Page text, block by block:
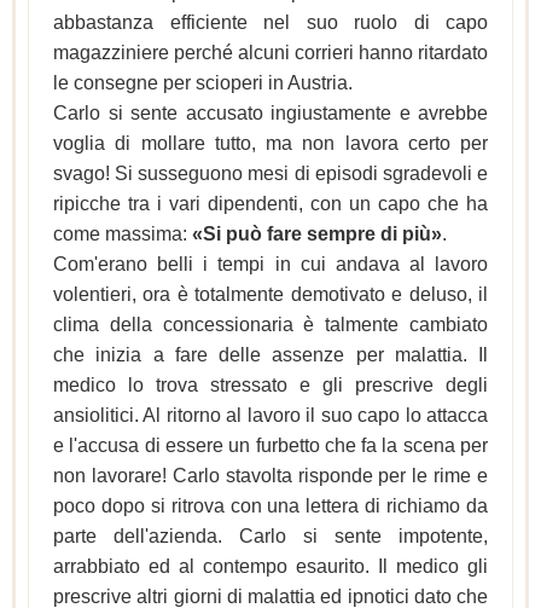
abbastanza efficiente nel suo ruolo di capo
magazziniere perché alcuni corrieri hanno ritardato
le consegne per scioperi in Austria.
Carlo si sente accusato ingiustamente e avrebbe
voglia di mollare tutto, ma non lavora certo per
svago! Si susseguono mesi di episodi sgradevoli e
ripicche tra i vari dipendenti, con un capo che ha
come massima: «Si può fare sempre di più».
Com'erano belli i tempi in cui andava al lavoro
volentieri, ora è totalmente demotivato e deluso, il
clima della concessionaria è talmente cambiato
che inizia a fare delle assenze per malattia. Il
medico lo trova stressato e gli prescrive degli
ansiolitici. Al ritorno al lavoro il suo capo lo attacca
e l'accusa di essere un furbetto che fa la scena per
non lavorare! Carlo stavolta risponde per le rime e
poco dopo si ritrova con una lettera di richiamo da
parte dell'azienda. Carlo si sente impotente,
arrabbiato ed al contempo esaurito. Il medico gli
prescrive altri giorni di malattia ed ipnotici dato che